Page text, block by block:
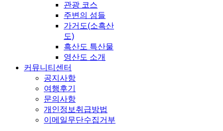
관광 코스
주변의 섬들
가거도(소흑산
도)
흑산도 특산물
영산도 소개
커뮤니티센터
공지사항
여행후기
문의사항
개인정보취급방법
이메일무단수집거부